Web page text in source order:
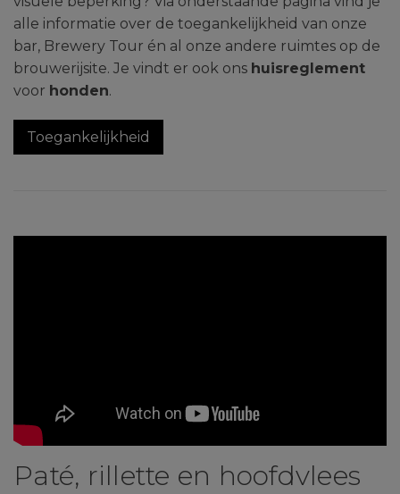
alle informatie over de toegankelijkheid van onze
bar, Brewery Tour én al onze andere ruimtes op de
brouwerijsite. Je vindt er ook ons huisreglement
voor honden.
Toegankelijkheid
Paté, rillette en hoofdvlees